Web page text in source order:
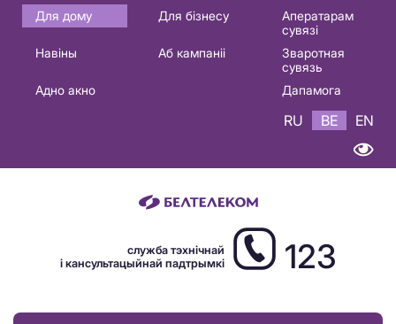
Основная
навигация
Для дому Для бізнесу
Аператарам
сувязі
Навіны
Аб кампаніі
Зваротная
сувязь
Адно акно
Дапамога
RU BE EN
служба тэхнічнай
і кансультацыйнай падтрымкі
123